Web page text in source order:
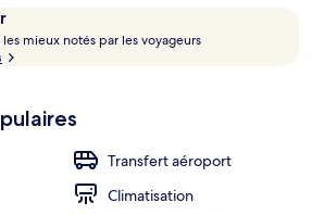
mieux notés par les voyageurs
b
e
Transfert aéroport
Climatisation